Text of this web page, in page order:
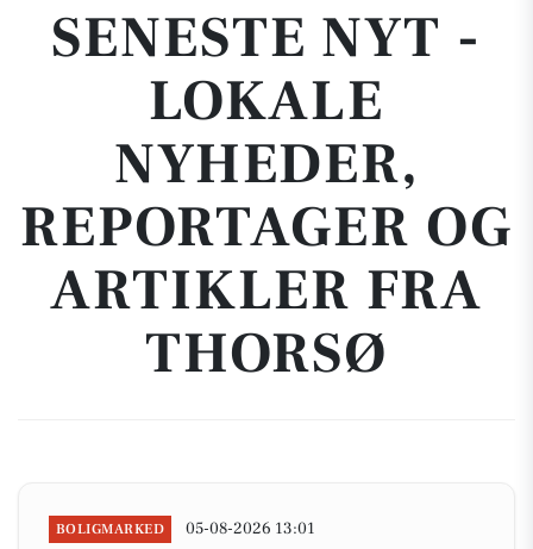
SENESTE NYT -
LOKALE
NYHEDER,
REPORTAGER OG
ARTIKLER FRA
THORSØ
BOLIGMARKED 05-08-2026 13:01